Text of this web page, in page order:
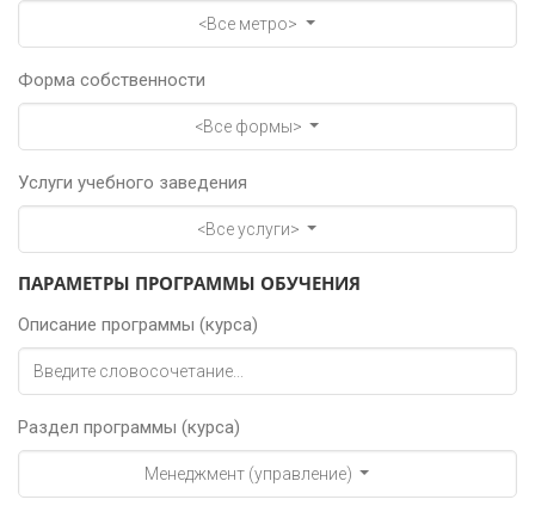
<Все метро>
Форма собственности
<Все формы>
Услуги учебного заведения
<Все услуги>
ПАРАМЕТРЫ ПРОГРАММЫ ОБУЧЕНИЯ
Описание программы (курса)
Раздел программы (курса)
Менеджмент (управление)